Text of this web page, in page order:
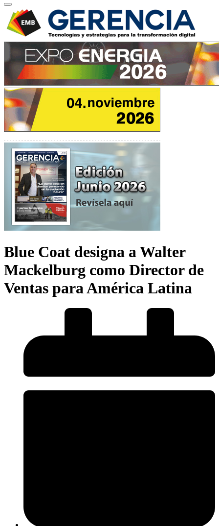
Blue Coat designa a Walter
Mackelburg como Director de
Ventas para América Latina